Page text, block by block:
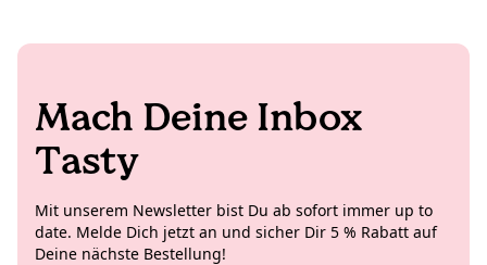
Mach Deine Inbox
Tasty
Mit unserem Newsletter bist Du ab sofort immer up to
date. Melde Dich jetzt an und sicher Dir 5 % Rabatt auf
Deine nächste Bestellung!